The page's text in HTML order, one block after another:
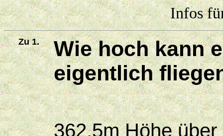
Infos
Zu 1.
Wie hoch kann
eigentlich
362,5m Höhe